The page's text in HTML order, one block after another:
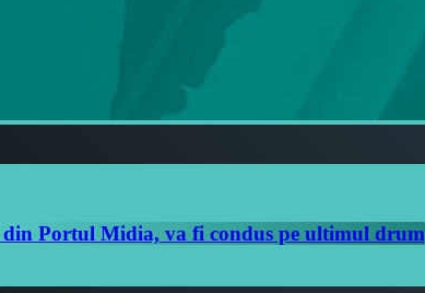
Portul Midia, va fi condus pe ultimul drum